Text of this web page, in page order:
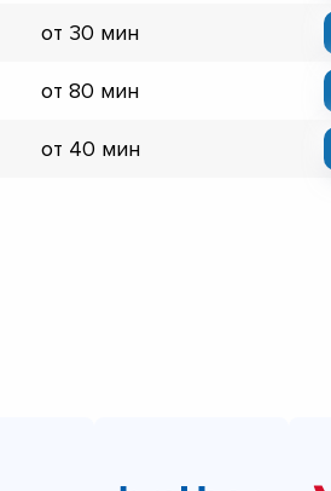
от 30 мин
от 80 мин
от 40 мин